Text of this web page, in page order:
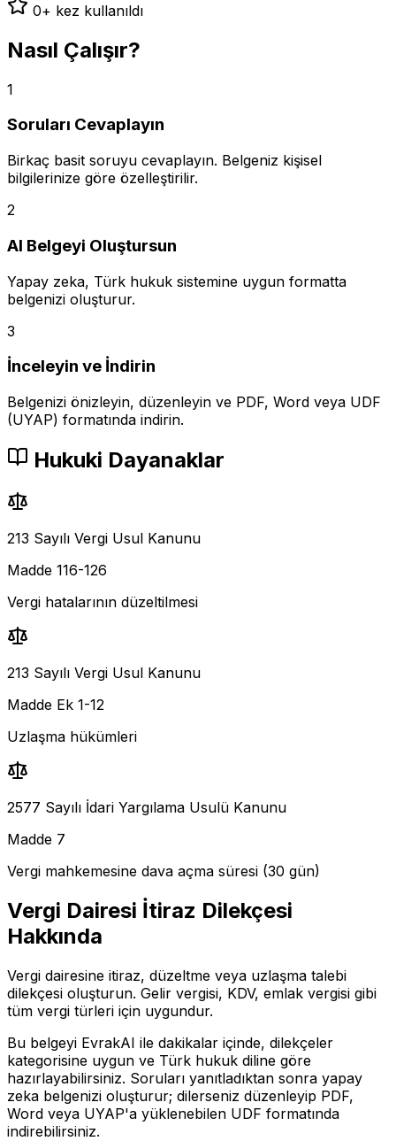
0+ kez kullanıldı
Nasıl Çalışır?
1
Soruları Cevaplayın
Birkaç basit soruyu cevaplayın. Belgeniz kişisel
bilgilerinize göre özelleştirilir.
2
AI Belgeyi Oluştursun
Yapay zeka, Türk hukuk sistemine uygun formatta
belgenizi oluşturur.
3
İnceleyin ve İndirin
Belgenizi önizleyin, düzenleyin ve PDF, Word veya UDF
(UYAP) formatında indirin.
Hukuki Dayanaklar
213 Sayılı Vergi Usul Kanunu
Madde 116-126
Vergi hatalarının düzeltilmesi
213 Sayılı Vergi Usul Kanunu
Madde Ek 1-12
Uzlaşma hükümleri
2577 Sayılı İdari Yargılama Usulü Kanunu
Madde 7
Vergi mahkemesine dava açma süresi (30 gün)
Vergi Dairesi İtiraz Dilekçesi
Hakkında
Vergi dairesine itiraz, düzeltme veya uzlaşma talebi
dilekçesi oluşturun. Gelir vergisi, KDV, emlak vergisi gibi
tüm vergi türleri için uygundur.
Bu belgeyi EvrakAI ile dakikalar içinde, dilekçeler
kategorisine uygun ve Türk hukuk diline göre
hazırlayabilirsiniz. Soruları yanıtladıktan sonra yapay
zeka belgenizi oluşturur; dilerseniz düzenleyip PDF,
Word veya UYAP'a yüklenebilen UDF formatında
indirebilirsiniz.